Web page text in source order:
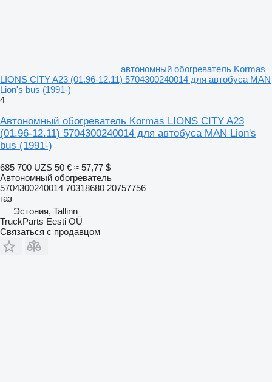
автономный обогреватель Kormas
LIONS CITY A23 (01.96-12.11) 5704300240014 для автобуса MAN
Lion's bus (1991-)
4
Автономный обогреватель Kormas LIONS CITY A23
(01.96-12.11) 5704300240014 для автобуса MAN Lion's
bus (1991-)
685 700 UZS 50 € ≈ 57,77 $
Автономный обогреватель
5704300240014 70318680 20757756
газ
Эстония, Tallinn
TruckParts Eesti OÜ
Связаться с продавцом